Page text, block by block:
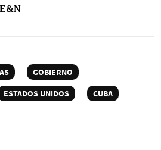
GOBIERNO
ESTADOS UNIDOS
CUBA